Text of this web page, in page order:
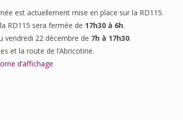
est actuellement mise en place sur la RD115.
RD115 sera fermée de 17h30 à 6h.
vendredi 22 décembre de 7h à 17h30.
et la route de l’Abricotine.
d’affichage